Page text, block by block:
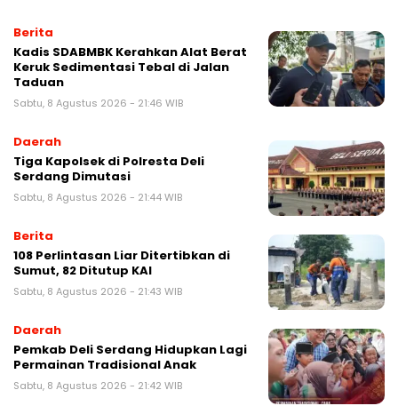
Berita
Kadis SDABMBK Kerahkan Alat Berat
Keruk Sedimentasi Tebal di Jalan
Taduan
Sabtu, 8 Agustus 2026 - 21:46 WIB
Daerah
Tiga Kapolsek di Polresta Deli
Serdang Dimutasi
Sabtu, 8 Agustus 2026 - 21:44 WIB
Berita
108 Perlintasan Liar Ditertibkan di
Sumut, 82 Ditutup KAI
Sabtu, 8 Agustus 2026 - 21:43 WIB
Daerah
Pemkab Deli Serdang Hidupkan Lagi
Permainan Tradisional Anak
Sabtu, 8 Agustus 2026 - 21:42 WIB